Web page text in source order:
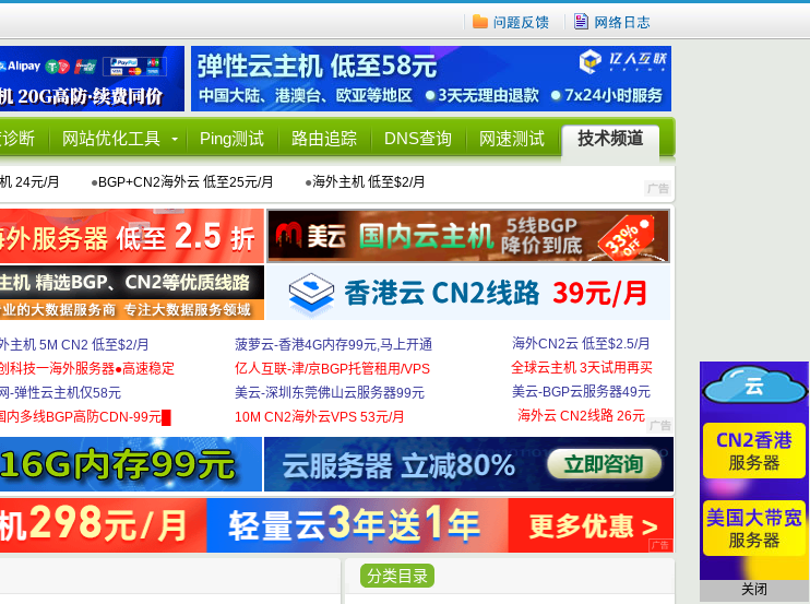
断 网站优化工具 Ping测试 路由追踪 DNS查询 网速测试 技术频道
24元/月 ●BGP+CN2海外云 低至25元/月 ●海外主机 低至$2/月
主机 5M CN2 低至$2/月
科技一海外服务器●高速稳定
-弹性云主机仅58元
内多线BGP高防CDN-99元█
菠萝云-香港4G内存99元,马上开通
亿人互联-津/京BGP托管租用/VPS
美云-深圳东莞佛山云服务器99元
10M CN2海外云VPS 53元/月
海外CN2云 低至$2.5/月
全球云主机 3天试用再买
美云-BGP云服务器49元
海外云 CN2线路 26元
分类目录
关闭